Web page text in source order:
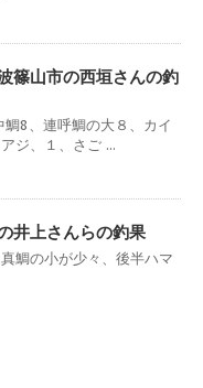
篠山市の西垣さんの釣
8、連呼鯛の大８、カイ
ジ、１、さご ...
井上さんらの釣果
鯛の小が少々、後半ハマ